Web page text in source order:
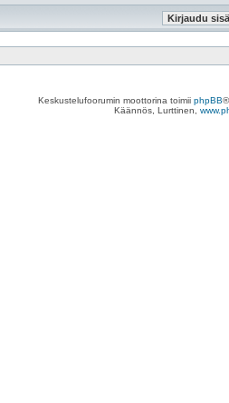
Keskustelufoorumin moottorina toimii phpBB
Käännös, Lurttinen,